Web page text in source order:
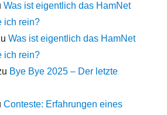
Was ist eigentlich das HamNet
ich rein?
Was ist eigentlich das HamNet
ich rein?
Bye Bye 2025 – Der letzte
Conteste: Erfahrungen eines